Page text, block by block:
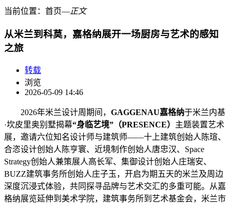
当前位置： 首页―正文
从米兰到科莫，嘉格纳展开一场厨房与艺术的感知
之旅
转载
浏览
2026-05-09 14:46
2026年米兰设计周期间， GAGGENAU嘉格纳于米兰内基
·坎皮里奥别墅揭幕“身临艺境”（PRESENCE） 主题装置艺术
展，邀请六位知名设计师与建筑师——十上建筑创始人陈瑄、
合恣设计创始人陈亨寰、近境制作创始人唐忠汉、Space
Strategy创始人兼策展人高长军、集御设计创始人庄瑞安、
BUZZ建筑事务所创始人庄子玉，开启为期五天的米兰及周边
深度沉浸式体验，共同探寻品牌与艺术交汇的多重可能。从嘉
格纳展览延伸到美术学院，建筑事务所到艺术基金会，米兰市